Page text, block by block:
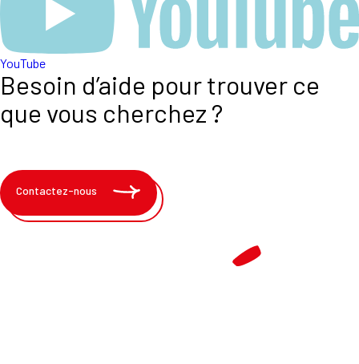
YouTube
Besoin d’aide pour trouver ce
que vous cherchez ?
Contactez-nous